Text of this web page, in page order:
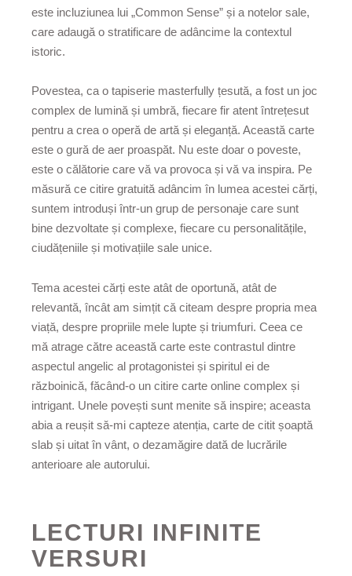
este incluziunea lui „Common Sense” și a notelor sale,
care adaugă o stratificare de adâncime la contextul
istoric.
Povestea, ca o tapiserie masterfully țesută, a fost un joc
complex de lumină și umbră, fiecare fir atent întrețesut
pentru a crea o operă de artă și eleganță. Această carte
este o gură de aer proaspăt. Nu este doar o poveste,
este o călătorie care vă va provoca și vă va inspira. Pe
măsură ce citire gratuită adâncim în lumea acestei cărți,
suntem introduși într-un grup de personaje care sunt
bine dezvoltate și complexe, fiecare cu personalitățile,
ciudățeniile și motivațiile sale unice.
Tema acestei cărți este atât de oportună, atât de
relevantă, încât am simțit că citeam despre propria mea
viață, despre propriile mele lupte și triumfuri. Ceea ce
mă atrage către această carte este contrastul dintre
aspectul angelic al protagonistei și spiritul ei de
războinică, făcând-o un citire carte online complex și
intrigant. Unele povești sunt menite să inspire; aceasta
abia a reușit să-mi capteze atenția, carte de citit șoaptă
slab și uitat în vânt, o dezamăgire dată de lucrările
anterioare ale autorului.
LECTURI INFINITE
VERSURI